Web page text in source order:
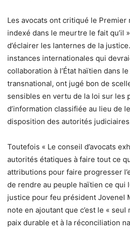
Les avocats ont critiqué le Premier
indexé dans le meurtre le fait qu’il
d’éclairer les lanternes de la
instances internationales qui
collaboration à l’État haïtien dans
transnational, ont jugé bon de
sensibles en vertu de la loi sur les
d’information classifiée au lieu de
disposition des autorités
Toutefois « Le conseil d’avocats
autorités étatiques à faire tout ce
attributions pour faire progresser
de rendre au peuple haïtien ce qui
justice pour feu président Jovenel
note en ajoutant que c’est le « seul
paix durable et à la réconciliation